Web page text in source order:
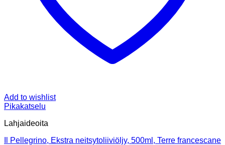
Add to wishlist
Pikakatselu
Lahjaideoita
Il Pellegrino, Ekstra neitsytoliiviöljy, 500ml, Terre francescane